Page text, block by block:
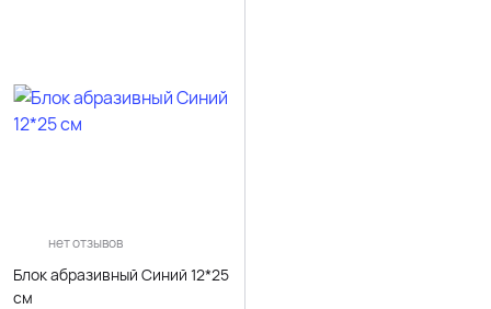
нет отзывов
Блок абразивный Синий 12*25
см